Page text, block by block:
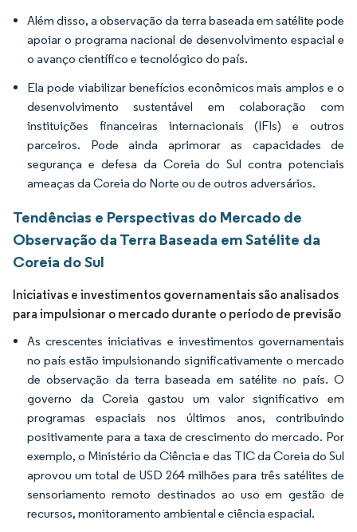
Além disso, a observação da terra baseada em satélite pode
apoiar o programa nacional de desenvolvimento espacial e
o avanço científico e tecnológico do país.
Ela pode viabilizar benefícios econômicos mais amplos e o
desenvolvimento sustentável em colaboração com
instituições financeiras internacionais (IFIs) e outros
parceiros. Pode ainda aprimorar as capacidades de
segurança e defesa da Coreia do Sul contra potenciais
ameaças da Coreia do Norte ou de outros adversários.
Tendências e Perspectivas do Mercado de
Observação da Terra Baseada em Satélite da
Coreia do Sul
Iniciativas e investimentos governamentais são analisados
para impulsionar o mercado durante o período de previsão
As crescentes iniciativas e investimentos governamentais
no país estão impulsionando significativamente o mercado
de observação da terra baseada em satélite no país. O
governo da Coreia gastou um valor significativo em
programas espaciais nos últimos anos, contribuindo
positivamente para a taxa de crescimento do mercado. Por
exemplo, o Ministério da Ciência e das TIC da Coreia do Sul
aprovou um total de USD 264 milhões para três satélites de
sensoriamento remoto destinados ao uso em gestão de
recursos, monitoramento ambiental e ciência espacial.